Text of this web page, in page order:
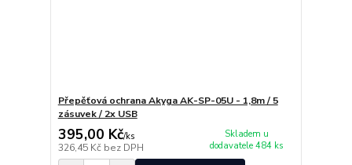
Přepěťová ochrana Akyga AK-SP-05U - 1,8m / 5
zásuvek / 2x USB
395,00 Kč/ks
326,45 Kč bez DPH
Skladem u
dodavatele 484 ks